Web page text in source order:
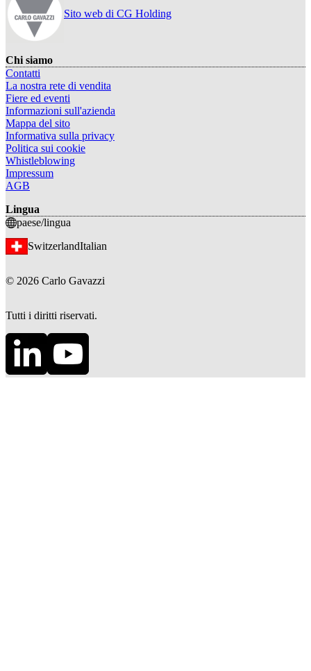
Sito web di CG Holding
Chi siamo
Contatti
La nostra rete di vendita
Fiere ed eventi
Informazioni sull'azienda
Mappa del sito
Informativa sulla privacy
Politica sui cookie
Whistleblowing
Impressum
AGB
Lingua
paese/lingua
SwitzerlandItalian
© 2026 Carlo Gavazzi
Tutti i diritti riservati.